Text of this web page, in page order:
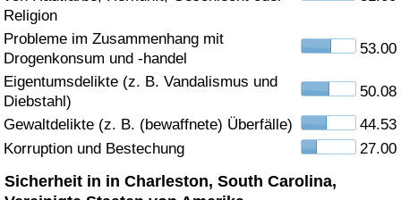
Religion
Probleme im Zusammenhang mit
Drogenkonsum und -handel
53.00
Eigentumsdelikte (z. B. Vandalismus und
Diebstahl)
50.08
Gewaltdelikte (z. B. (bewaffnete) Überfälle)
44.53
Korruption und Bestechung
27.00
Sicherheit in in Charleston, South Carolina,
Umweltverschmutzung
Umweltverschmutzungs-Index (aktuell)
Verschmutzungsindex
Umweltverschmutzungs-Index nach Land
Verkehr